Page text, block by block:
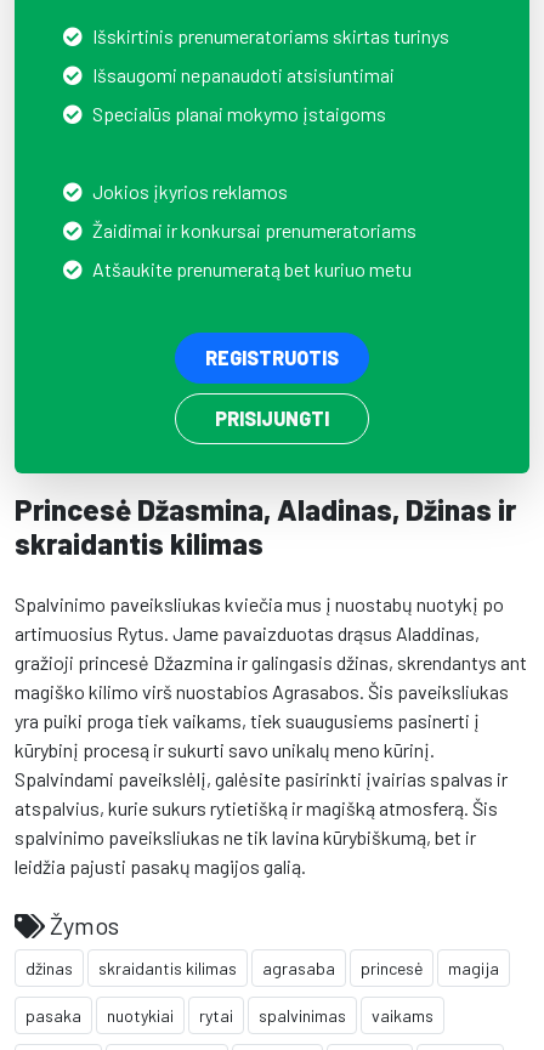
Išskirtinis prenumeratoriams skirtas turinys
Išsaugomi nepanaudoti atsisiuntimai
Specialūs planai mokymo įstaigoms
Jokios įkyrios reklamos
Žaidimai ir konkursai prenumeratoriams
Atšaukite prenumeratą bet kuriuo metu
REGISTRUOTIS
PRISIJUNGTI
Princesė Džasmina, Aladinas, Džinas ir
skraidantis kilimas
Spalvinimo paveiksliukas kviečia mus į nuostabų nuotykį po
artimuosius Rytus. Jame pavaizduotas drąsus Aladdinas,
gražioji princesė Džazmina ir galingasis džinas, skrendantys ant
magiško kilimo virš nuostabios Agrasabos. Šis paveiksliukas
yra puiki proga tiek vaikams, tiek suaugusiems pasinerti į
kūrybinį procesą ir sukurti savo unikalų meno kūrinį.
Spalvindami paveikslėlį, galėsite pasirinkti įvairias spalvas ir
atspalvius, kurie sukurs rytietišką ir magišką atmosferą. Šis
spalvinimo paveiksliukas ne tik lavina kūrybiškumą, bet ir
leidžia pajusti pasakų magijos galią.
Žymos
džinas skraidantis kilimas agrasaba princesė magija
pasaka nuotykiai rytai spalvinimas vaikams